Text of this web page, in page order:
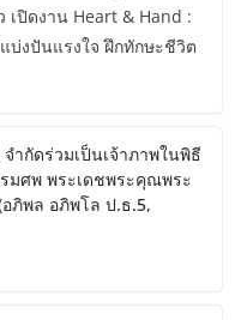
เปิดงาน Heart & Hand :
บ่งปันแรงใจ ฝึกทักษะชีวิต
ำกัดร่วมเป็นเจ้าภาพในพิธี
มศพ พระเดชพระคุณพระ
ภิพล อภิพโล ป.ธ.5,